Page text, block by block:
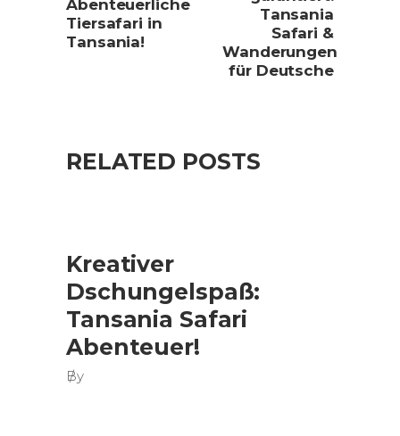
Abenteuerliche
Tiersafari in
Tansania!
Tansania
Safari &
Wanderungen
für Deutsche
RELATED POSTS
Kreativer
Dschungelspaß:
Tansania Safari
Abenteuer!
By